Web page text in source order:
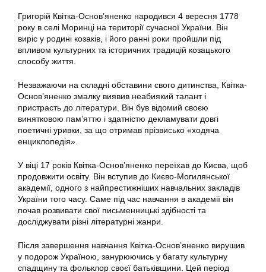
Григорій Квітка-Основ’яненко народився 4 вересня 1778
року в селі Моринці на території сучасної України. Він
виріс у родині козаків, і його ранні роки пройшли під
впливом культурних та історичних традицій козацького
способу життя.
Незважаючи на складні обставини свого дитинства, Квітка-
Основ’яненко змалку виявив неабиякий талант і
пристрасть до літератури. Він був відомий своєю
винятковою пам’яттю і здатністю декламувати довгі
поетичні уривки, за що отримав прізвисько «ходяча
енциклопедія».
У віці 17 років Квітка-Основ’яненко переїхав до Києва, щоб
продовжити освіту. Він вступив до Києво-Могилянської
академії, одного з найпрестижніших навчальних закладів
України того часу. Саме під час навчання в академії він
почав розвивати свої письменницькі здібності та
досліджувати різні літературні жанри.
Після завершення навчання Квітка-Основ’яненко вирушив
у подорож Україною, занурюючись у багату культурну
спадщину та фольклор своєї батьківщини. Цей період